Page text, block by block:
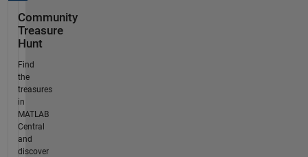
Community
Treasure
Hunt
Find
the
treasures
in
MATLAB
Central
and
discover